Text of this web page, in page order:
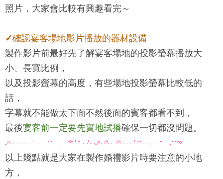
照片，大家會比較有興趣看完～
✓確認宴客場地影片播放的器材設備
製作影片前最好先了解宴客場地的投影螢幕播放大
小、長寬比例，
以及投影螢幕的高度，有些場地投影螢幕比較低的
話，
字幕就不能做太下面不然後面的賓客都看不到，
最後宴客前一定要先實地試播確保一切都沒問題。
以上幾點就是大家在製作婚禮影片時要注意的小地
方，